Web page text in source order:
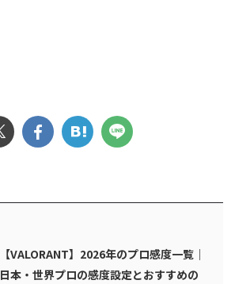
【VALORANT】2026年のプロ感度一覧｜
日本・世界プロの感度設定とおすすめの